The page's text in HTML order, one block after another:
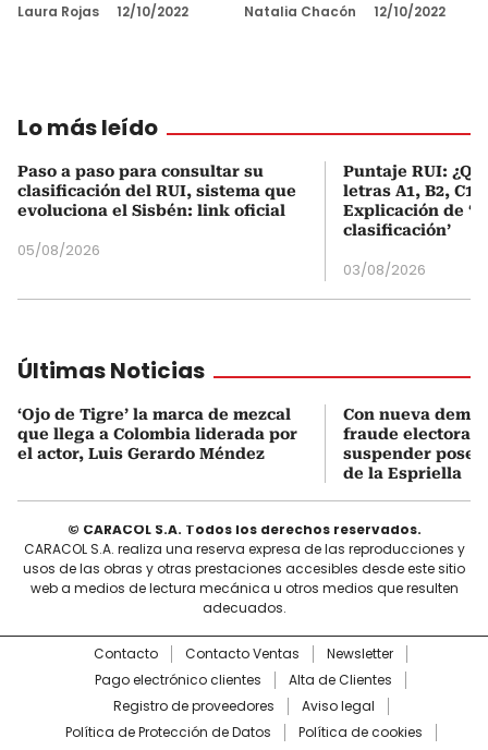
Laura Rojas 12/10/2022 Natalia Chacón 12/10/2022
Lo más leído
Paso a paso para consultar su
clasificación del RUI, sistema que
evoluciona el Sisbén: link oficial
05/08/2026
Puntaje RUI:
letras A1, B2, C1
Explicación de
clasificación’
03/08/2026
Últimas Noticias
‘Ojo de Tigre’ la marca de mezcal
que llega a Colombia liderada por
el actor, Luis Gerardo Méndez
Con nueva
fraude electoral,
suspender
de la Espriella
© CARACOL S.A. Todos los derechos reservados.
CARACOL S.A. realiza una reserva expresa de las reproducciones y
usos de las obras y otras prestaciones accesibles desde este sitio
web a medios de lectura mecánica u otros medios que resulten
adecuados.
Contacto Contacto Ventas
Newsletter
Pago electrónico clientes
Alta de Clientes
Registro de proveedores
Aviso legal
Política de Protección de Datos
Política de cookies